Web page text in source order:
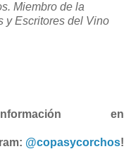
Miembro de la
y Escritores del Vino
en
@copasycorchos!